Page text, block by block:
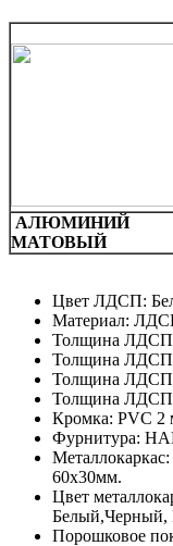
АЛЮМИНИЙ
МАТОВЫЙ
Цвет ЛДСП:
Материал:
Толщина ЛДСП
Толщина ЛДСП
Толщина ЛДСП
Толщина ЛДСП
Кромка: PVC 2
Фурнитура:
60х30мм.
Цвет
Белый,Черный,
Порошковое